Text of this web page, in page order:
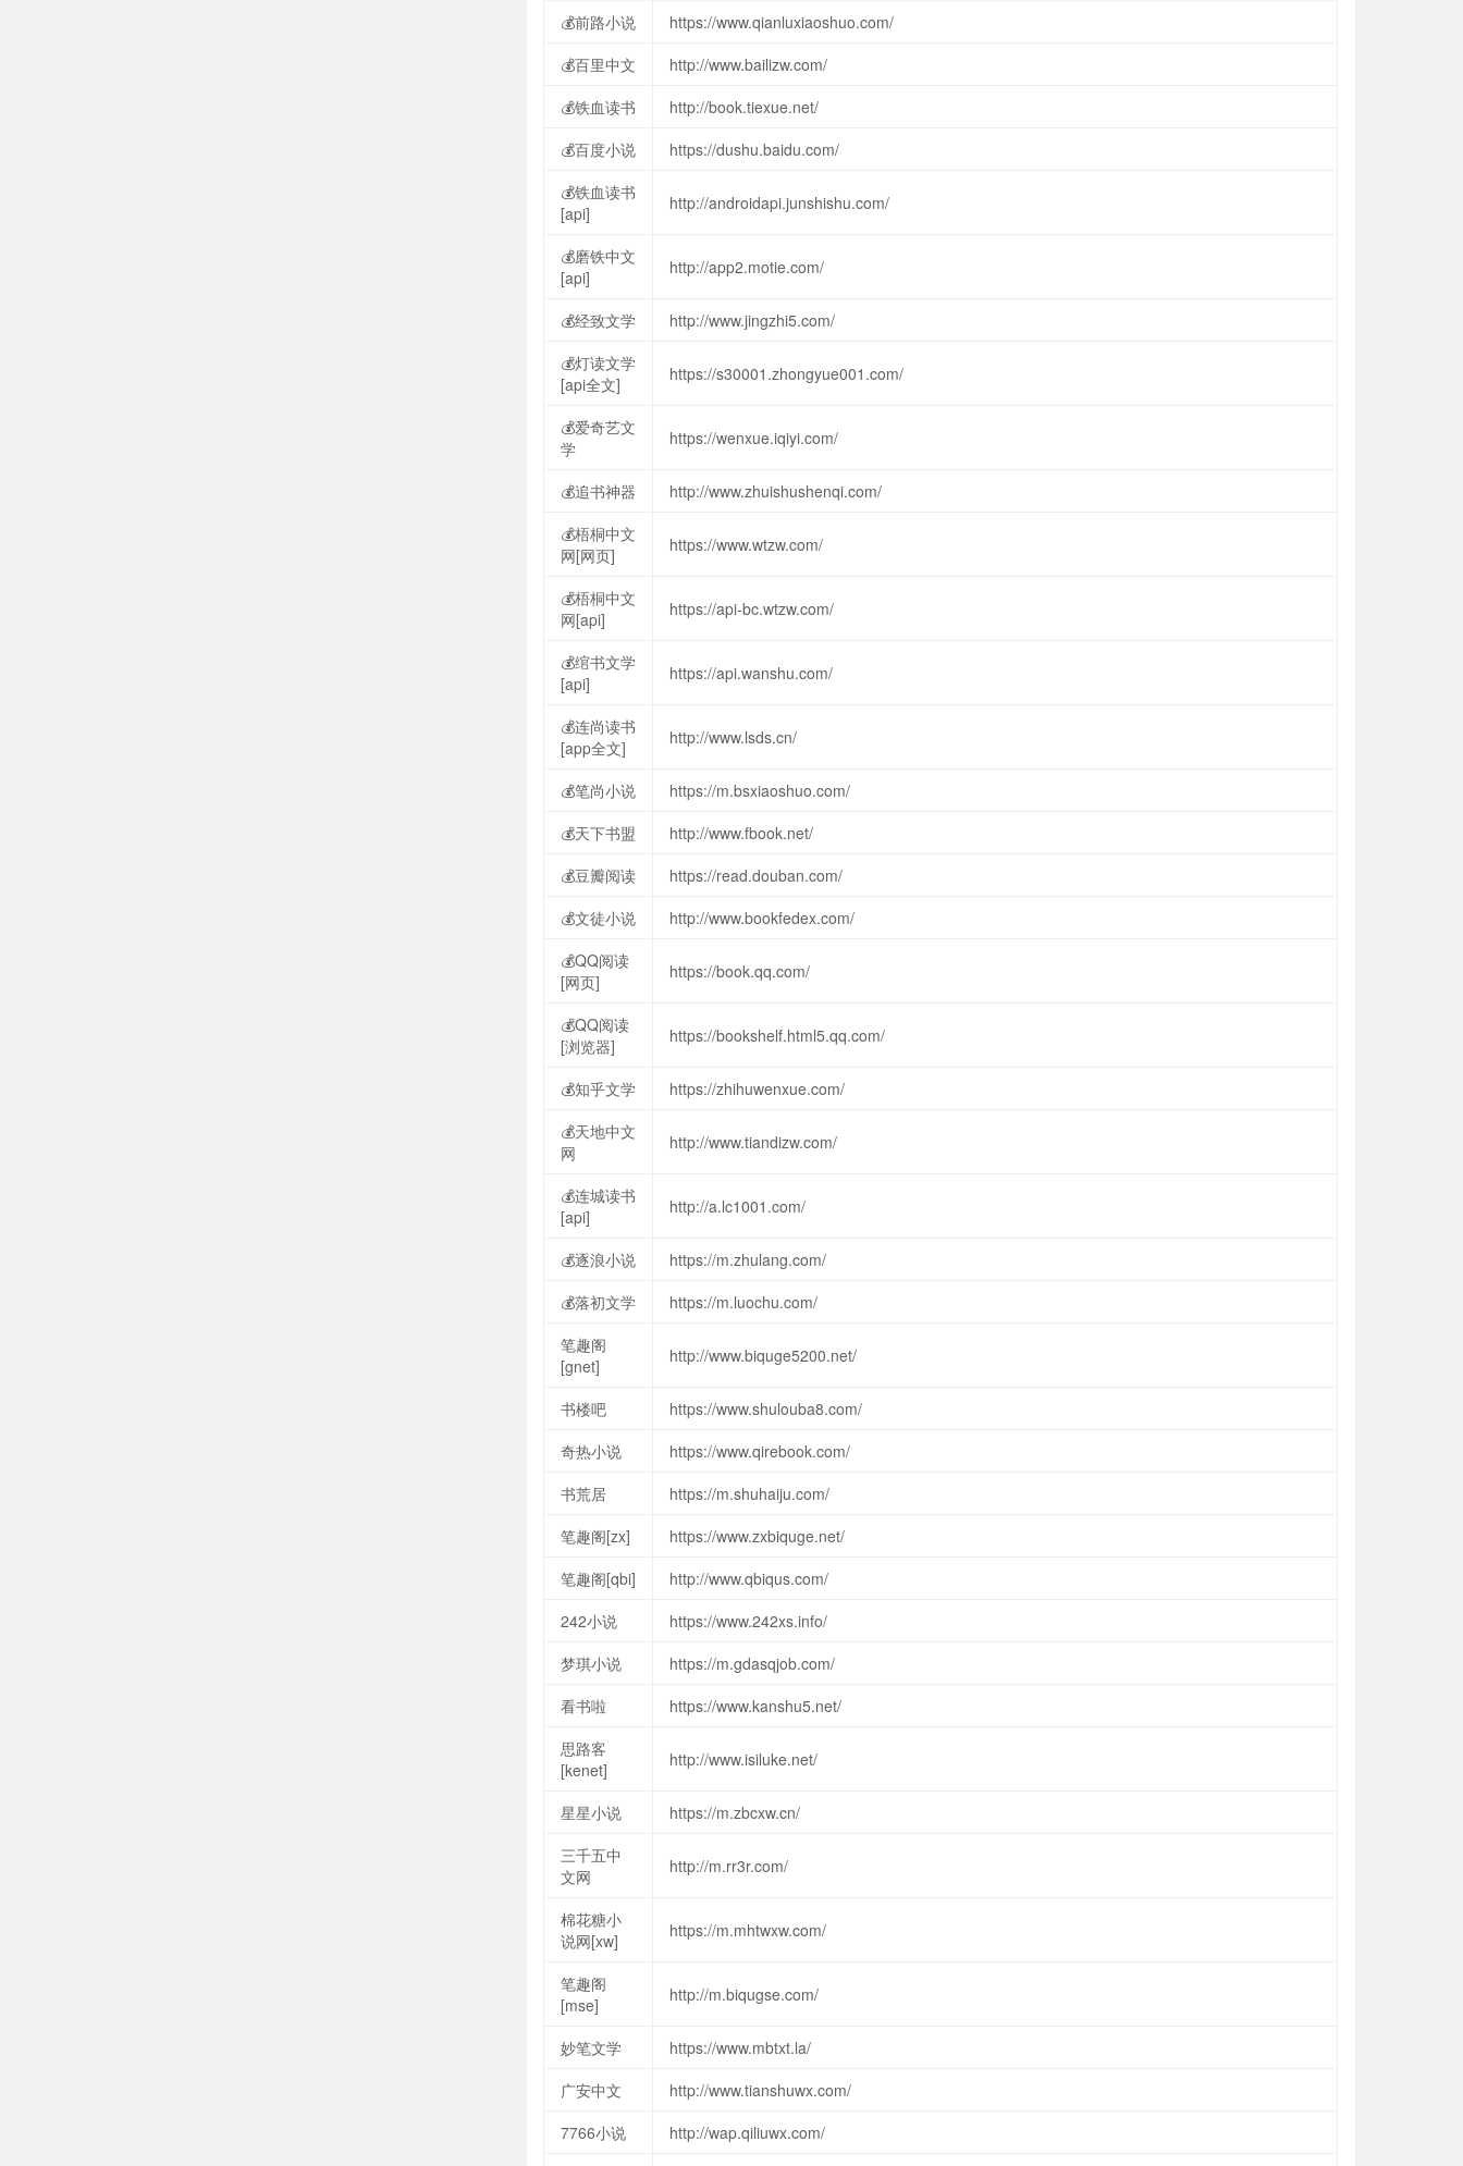
💰前路小说
https://www.qianluxiaoshuo.com/
💰百里中文
http://www.bailizw.com/
💰铁血读书
http://book.tiexue.net/
💰百度小说
https://dushu.baidu.com/
💰铁血读书
[api]
http://androidapi.junshishu.com/
💰磨铁中文
[api]
http://app2.motie.com/
💰经致文学
http://www.jingzhi5.com/
💰灯读文学
[api全文]
https://s30001.zhongyue001.com/
💰爱奇艺文
学
https://wenxue.iqiyi.com/
💰追书神器
http://www.zhuishushenqi.com/
💰梧桐中文
网[网页]
https://www.wtzw.com/
💰梧桐中文
网[api]
https://api-bc.wtzw.com/
💰绾书文学
[api]
https://api.wanshu.com/
💰连尚读书
[app全文]
http://www.lsds.cn/
💰笔尚小说
https://m.bsxiaoshuo.com/
💰天下书盟
http://www.fbook.net/
💰豆瓣阅读
https://read.douban.com/
💰文徒小说
http://www.bookfedex.com/
💰QQ阅读
[网页]
https://book.qq.com/
💰QQ阅读
[浏览器]
https://bookshelf.html5.qq.com/
💰知乎文学
https://zhihuwenxue.com/
💰天地中文
网
http://www.tiandizw.com/
💰连城读书
[api]
http://a.lc1001.com/
💰逐浪小说
https://m.zhulang.com/
💰落初文学
https://m.luochu.com/
笔趣阁
[gnet]
http://www.biquge5200.net/
书楼吧
https://www.shulouba8.com/
奇热小说
https://www.qirebook.com/
书荒居
https://m.shuhaiju.com/
笔趣阁[zx]
https://www.zxbiquge.net/
笔趣阁[qbi]
http://www.qbiqus.com/
242小说
https://www.242xs.info/
梦琪小说
https://m.gdasqjob.com/
看书啦
https://www.kanshu5.net/
思路客
[kenet]
http://www.isiluke.net/
星星小说
https://m.zbcxw.cn/
三千五中
文网
http://m.rr3r.com/
棉花糖小
说网[xw]
https://m.mhtwxw.com/
笔趣阁
[mse]
http://m.biqugse.com/
妙笔文学
https://www.mbtxt.la/
广安中文
http://www.tianshuwx.com/
7766小说
http://wap.qiliuwx.com/